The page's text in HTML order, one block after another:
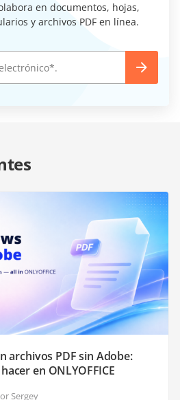
en documentos, hojas,
y archivos PDF en línea.
archivos PDF sin Adobe:
en ONLYOFFICE
Sergey